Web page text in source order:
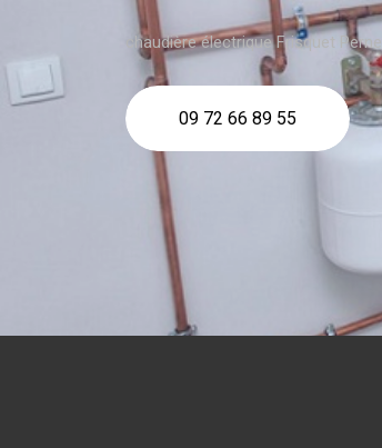
chaudière électrique Frisquet
09 72 66 89 55